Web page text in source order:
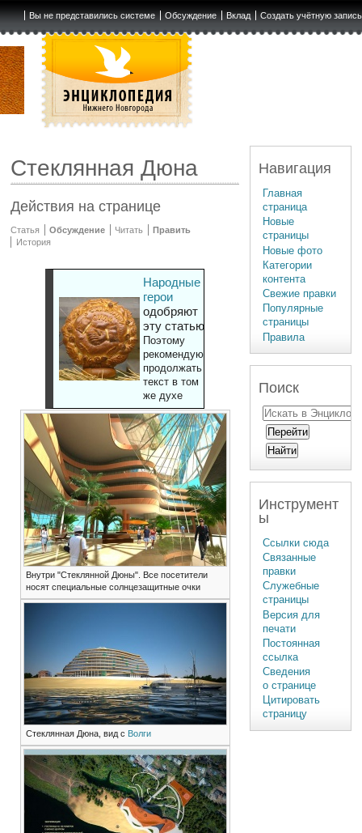
Вы не представились системе Обсуждение Вклад Создать учётную запись
Стеклянная Дюна
Действия на странице
Статья Обсуждение Читать
Править
История
Народные
герои
одобряют
эту статью
Поэтому
рекомендуют
продолжать
текст в том
же духе
Внутри "Стеклянной Дюны". Все посетители
носят специальные солнцезащитные очки
Стеклянная Дюна, вид с Волги
Навигация
Главная
страница
Новые
страницы
Новые фото
Категории
контента
Свежие правки
Популярные
страницы
Правила
Поиск
Инструмент
ы
Ссылки сюда
Связанные
правки
Служебные
страницы
Версия для
печати
Постоянная
ссылка
Сведения
о странице
Цитировать
страницу